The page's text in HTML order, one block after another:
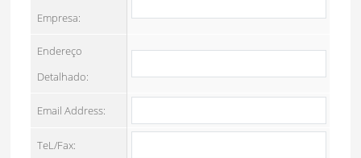
Empresa:
Endereço
Detalhado:
Email Address:
TeL/Fax: